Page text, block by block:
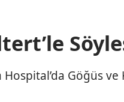
Göğüs